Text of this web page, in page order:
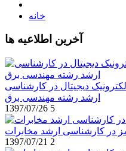
خانه
آخرین اطلاعیه ها
دیجیتال در کارشناسی
ارشد رشته مهندسی برق
1397/07/26 5
در کارشناسی ارشد مخابرات
1397/07/21 2